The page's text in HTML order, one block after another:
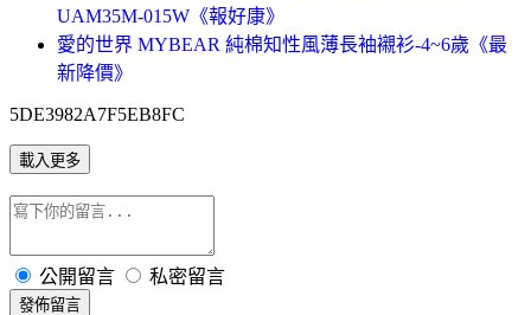
UAM35M-015W《報好康》
愛的世界 MYBEAR 純棉知性風薄長袖襯衫-4~6歲《最
新降價》
5DE3982A7F5EB8FC
載入更多
公開留言 私密留言
發佈留言